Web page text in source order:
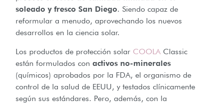
soleado y fresco San Diego. Siendo capaz de
reformular a menudo, aprovechando los nuevos
desarrollos en la ciencia solar.
Los productos de protección solar COOLA Classic
están formulados con activos no-minerales
(químicos) aprobados por la FDA, el organismo de
control de la salud de EEUU, y testados clínicamente
según sus estándares. Pero, además, con la